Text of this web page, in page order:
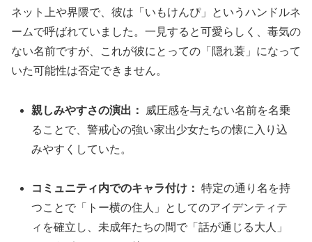
ネット上や界隈で、彼は「いもけんぴ」というハンドルネ
ームで呼ばれていました。一見すると可愛らしく、毒気の
ない名前ですが、これが彼にとっての「隠れ蓑」になって
いた可能性は否定できません。
親しみやすさの演出：
威圧感を与えない名前を名乗
ることで、警戒心の強い家出少女たちの懐に入り込
みやすくしていた。
コミュニティ内でのキャラ付け： 特定の通り名を持
つことで「トー横の住人」としてのアイデンティテ
ィを確立し、未成年たちの間で「話が通じる大人」